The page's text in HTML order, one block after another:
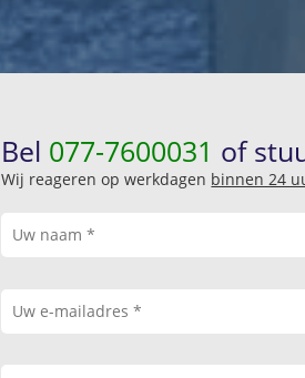
Bel 077-7600031 of
Wij reageren op werkdagen binnen 24